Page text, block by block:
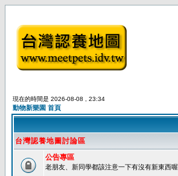
現在的時間是 2026-08-08 , 23:34
動物新樂園 首頁
台灣認養地圖討論區
公告專區
老朋友、新同學都該注意一下有沒有新東西喔